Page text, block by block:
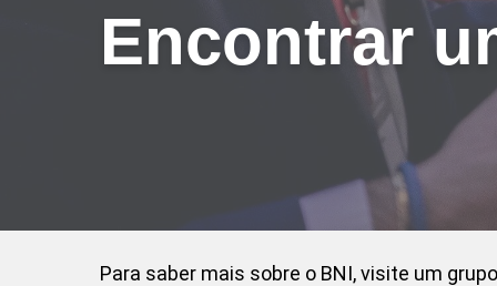
Encontrar
Para saber mais sobre o BNI, visite um